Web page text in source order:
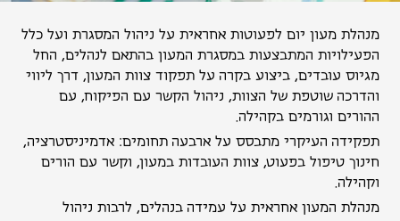
מנהלת מעון יום לפעוטות אחראית על ניהול המסגרת ועל כלל
הפעילויות המתבצעות במסגרת המעון בהתאם לנהלים, החל
מגיוס עובדים, ביצוע בקרה על תפקוד צוות המעון, דרך ליווי
והדרכה שוטפת של הצוות, ניהול הקשר עם הפיקוח, עם
ההורים וגורמים בקהילה.
תפקידה העיקרי מתבסס על ארבעה תחומים: אדמיניסטרציה,
חינוך טיפול בפעוט, צוות העובדות במעון, וקשר עם הורים
וקהילה.
מנהלת המעון אחראית על עמידה בנהלים, לרבות ניהול